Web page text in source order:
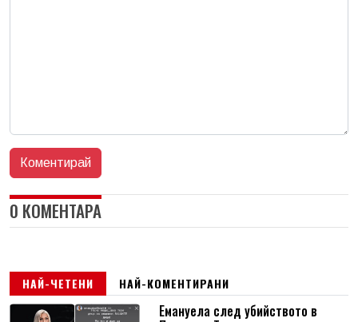
0 КОМЕНТАРА
НАЙ-ЧЕТЕНИ НАЙ-КОМЕНТИРАНИ
Емануела след убийството в